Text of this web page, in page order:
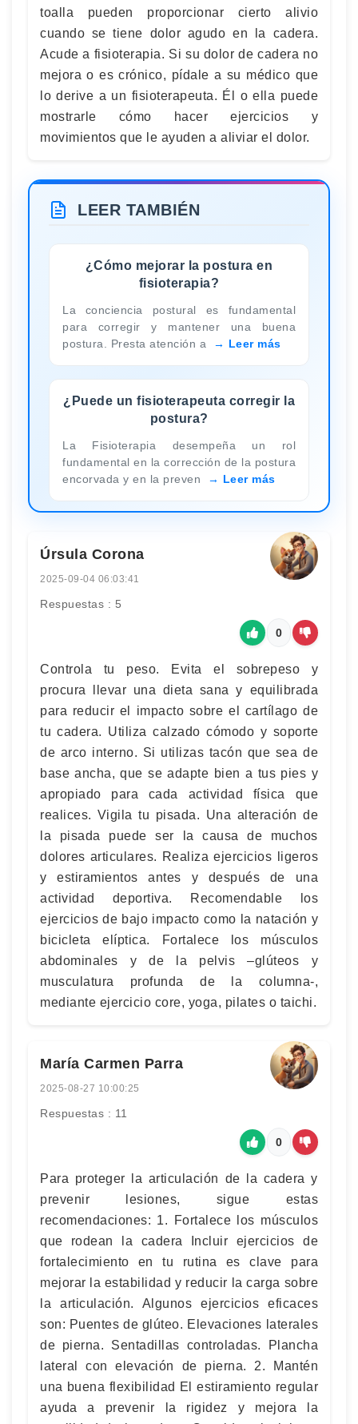
toalla pueden proporcionar cierto alivio
cuando se tiene dolor agudo en la cadera.
Acude a fisioterapia. Si su dolor de cadera no
mejora o es crónico, pídale a su médico que
lo derive a un fisioterapeuta. Él o ella puede
mostrarle cómo hacer ejercicios y
movimientos que le ayuden a aliviar el dolor.
LEER TAMBIÉN
¿Cómo mejorar la postura en
fisioterapia?
La conciencia postural es fundamental
para corregir y mantener una buena
postura. Presta atención a
Leer más
¿Puede un fisioterapeuta corregir la
postura?
La Fisioterapia desempeña un rol
fundamental en la corrección de la postura
encorvada y en la preven
Leer más
Úrsula Corona
2025-09-04 06:03:41
Respuestas : 5
0
Controla tu peso. Evita el sobrepeso y
procura llevar una dieta sana y equilibrada
para reducir el impacto sobre el cartílago de
tu cadera. Utiliza calzado cómodo y soporte
de arco interno. Si utilizas tacón que sea de
base ancha, que se adapte bien a tus pies y
apropiado para cada actividad física que
realices. Vigila tu pisada. Una alteración de
la pisada puede ser la causa de muchos
dolores articulares. Realiza ejercicios ligeros
y estiramientos antes y después de una
actividad deportiva. Recomendable los
ejercicios de bajo impacto como la natación y
bicicleta elíptica. Fortalece los músculos
abdominales y de la pelvis –glúteos y
musculatura profunda de la columna-,
mediante ejercicio core, yoga, pilates o taichi.
María Carmen Parra
2025-08-27 10:00:25
Respuestas : 11
0
Para proteger la articulación de la cadera y
prevenir lesiones, sigue estas
recomendaciones: 1. Fortalece los músculos
que rodean la cadera Incluir ejercicios de
fortalecimiento en tu rutina es clave para
mejorar la estabilidad y reducir la carga sobre
la articulación. Algunos ejercicios eficaces
son: Puentes de glúteo. Elevaciones laterales
de pierna. Sentadillas controladas. Plancha
lateral con elevación de pierna. 2. Mantén
una buena flexibilidad El estiramiento regular
ayuda a prevenir la rigidez y mejora la